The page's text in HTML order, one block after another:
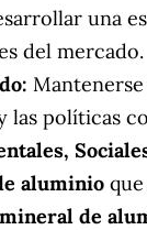
una
del mercado.
las políticas
aluminio
de